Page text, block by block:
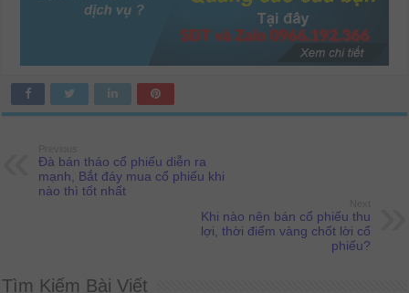
Đà bán tháo cổ phiếu diễn ra
mạnh, Bắt đáy mua cổ phiếu khi
nào thì tốt nhất
Khi nào nên bán cổ phiếu thu
lợi, thời điểm vàng chốt lời cổ
phiếu?
Tìm Kiếm Bài Viết